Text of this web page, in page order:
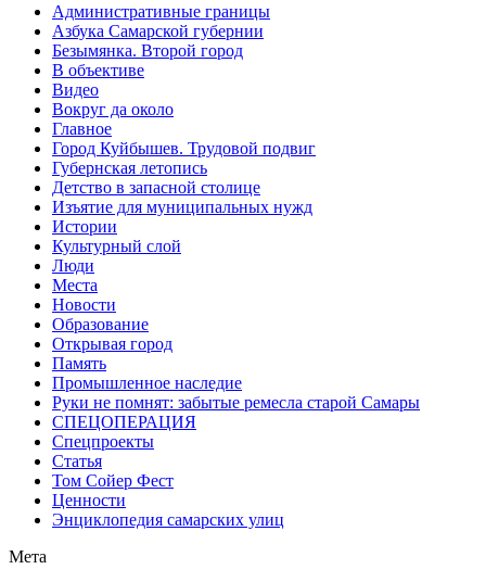
Административные границы
Азбука Самарской губернии
Безымянка. Второй город
В объективе
Видео
Вокруг да около
Главное
Город Куйбышев. Трудовой подвиг
Губернская летопись
Детство в запасной столице
Изъятие для муниципальных нужд
Истории
Культурный слой
Люди
Места
Новости
Образование
Открывая город
Память
Промышленное наследие
Руки не помнят: забытые ремесла старой Самары
СПЕЦОПЕРАЦИЯ
Спецпроекты
Статья
Том Сойер Фест
Ценности
Энциклопедия самарских улиц
Мета